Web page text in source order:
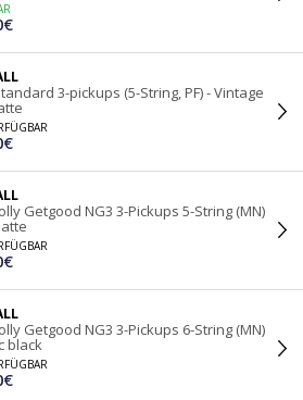
3-pickups (5-String, PF) - Vintage
Getgood NG3 3-Pickups 5-String (MN)
Getgood NG3 3-Pickups 6-String (MN)
black